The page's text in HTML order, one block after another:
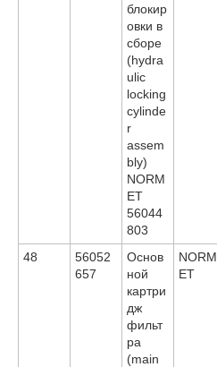
блокир
овки в
сборе
(hydra
ulic
locking
cylinde
r
assem
bly)
NORM
ET
56044
803
48
56052
657
Основ
ной
картри
дж
фильт
ра
(main
NORM
ET